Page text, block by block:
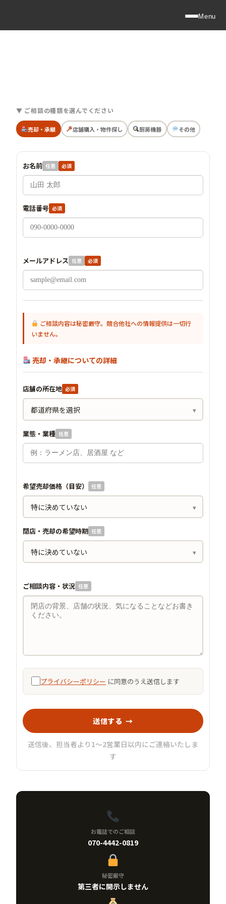
▼ ご相談の種類を選んでください
売却・承継 店舗購入・物件探し 厨房機器 その他
お名前 任意 必須
電話番号 必須
メールアドレス 任意 必須
ご相談内容は秘密厳守。競合他社への情報提供は一切行
いません。
売却・承継についての詳細
店舗の所在地 必須
業態・業種 任意
希望売却価格（目安） 任意
閉店・売却の希望時期 任意
ご相談内容・状況 任意
プライバシーポリシー に同意のうえ送信します
送信する →
送信後、担当者より1〜2営業日以内にご連絡いたしま
す
お電話でのご相談
070-4442-0819
秘密厳守
第三者に開示しません
Menu